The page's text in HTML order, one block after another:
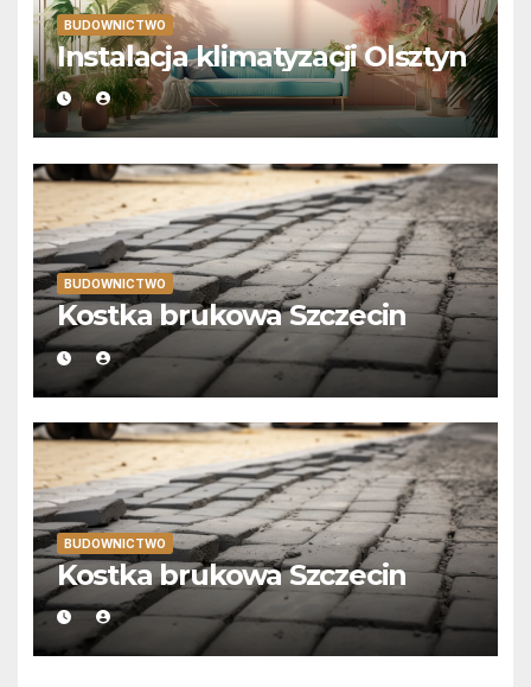
BUDOWNICTWO
Instalacja klimatyzacji Olsztyn
BUDOWNICTWO
Kostka brukowa Szczecin
BUDOWNICTWO
Kostka brukowa Szczecin